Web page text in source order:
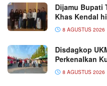
Dijamu Bupati
Khas Kendal
8 AGUSTUS 2026
Disdagkop
Perkenalkan
8 AGUSTUS 2026